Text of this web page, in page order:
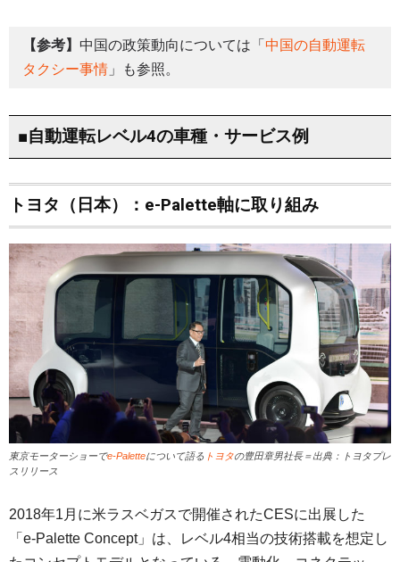
【参考】 中国の政策動向については「 中国の自動運転
タクシー事情 」も参照。
■自動運転レベル4の車種・サービス例
トヨタ（日本）：e-Palette軸に取り組み
東京モーターショーでe-Paletteについて語る トヨタの豊田章男社長＝出典：トヨタプレ
スリリース
2018年1月に米ラスベガスで開催されたCESに出展した
「e-Palette Concept」は、レベル4相当の技術搭載を想定し